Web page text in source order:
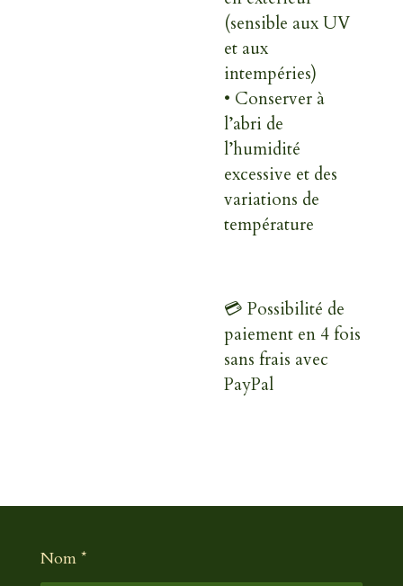
(sensible aux UV
et aux
intempéries)
• Conserver à
l’abri de
l’humidité
excessive et des
variations de
température
💳 Possibilité de
paiement en 4 fois
sans frais avec
PayPal
Nom *